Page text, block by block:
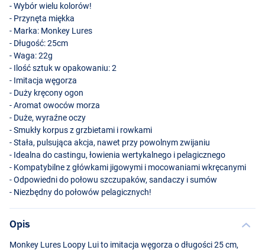
Vanilla Cognac
- Wybór wielu kolorów!
- Przynęta miękka
- Marka: Monkey Lures
- Długość: 25cm
- Waga: 22g
- Ilość sztuk w opakowaniu: 2
- Imitacja węgorza
- Duży kręcony ogon
- Aromat owoców morza
- Duże, wyraźne oczy
- Smukły korpus z grzbietami i rowkami
- Stała, pulsująca akcja, nawet przy powolnym zwijaniu
- Idealna do castingu, łowienia wertykalnego i pelagicznego
- Kompatybilne z główkami jigowymi i mocowaniami wkręcanymi
- Odpowiedni do połowu szczupaków, sandaczy i sumów
- Niezbędny do połowów pelagicznych!
Opis
Monkey Lures Loopy Lui to imitacja węgorza o długości 25 cm,